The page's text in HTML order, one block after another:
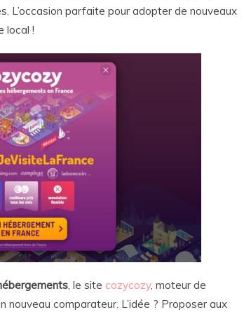
L’occasion parfaite pour adopter de nouveaux
local !
, le site cozycozy, moteur de
nouveau comparateur. L’idée ? Proposer aux